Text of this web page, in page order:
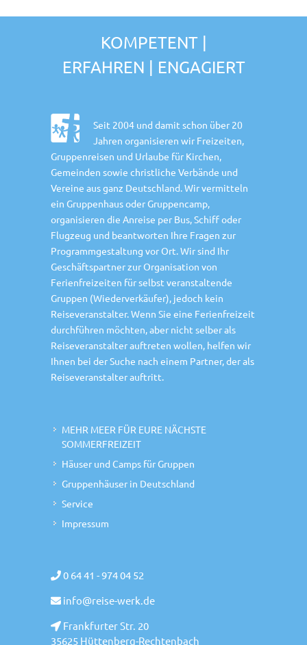
KOMPETENT |
ERFAHREN | ENGAGIERT
Seit 2004 und damit schon über 20
Jahren organisieren wir Freizeiten,
Gruppenreisen und Urlaube für Kirchen,
Gemeinden sowie christliche Verbände und
Vereine aus ganz Deutschland. Wir vermitteln
ein Gruppenhaus oder Gruppencamp,
organisieren die Anreise per Bus, Schiff oder
Flugzeug und beantworten Ihre Fragen zur
Programmgestaltung vor Ort. Wir sind Ihr
Geschäftspartner zur Organisation von
Ferienfreizeiten für selbst veranstaltende
Gruppen (Wiederverkäufer), jedoch kein
Reiseveranstalter. Wenn Sie eine Ferienfreizeit
durchführen möchten, aber nicht selber als
Reiseveranstalter auftreten wollen, helfen wir
Ihnen bei der Suche nach einem Partner, der als
Reiseveranstalter auftritt.
MEHR MEER FÜR EURE NÄCHSTE
SOMMERFREIZEIT
Häuser und Camps für Gruppen
Gruppenhäuser in Deutschland
Service
Impressum
0 64 41 - 974 04 52
info@reise-werk.de
Frankfurter Str. 20
35625 Hüttenberg-Rechtenbach